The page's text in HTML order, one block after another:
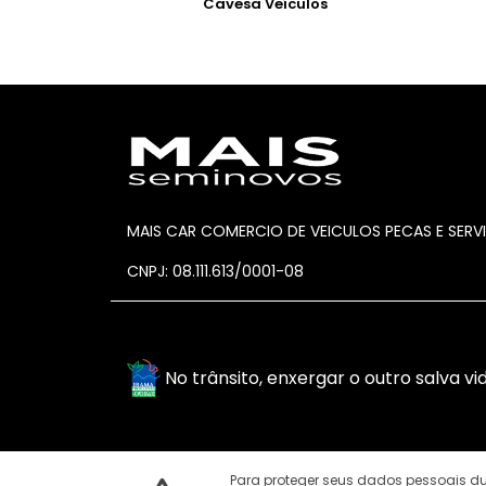
MAIS CAR COMERCIO DE VEICULOS PECAS E
CNPJ: 08.111.613/0001-08
No trânsito, enxergar o outro salva
Para proteger seus dados pessoais